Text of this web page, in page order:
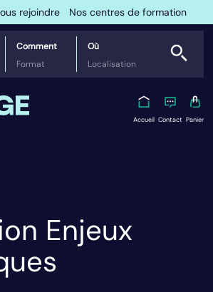
rejoindre Nos centres de formation
Comment Où
Accueil Contact Panier
Enjeux